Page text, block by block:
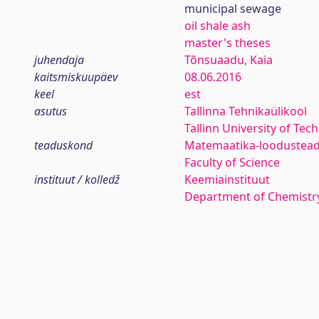
municipal sewage
oil shale ash
master's theses
juhendaja
Tõnsuaadu, Kaia
kaitsmiskuupäev
08.06.2016
keel
est
asutus
Tallinna Tehnikaülikool
Tallinn University of
teaduskond
Matemaatika-
Faculty of Science
instituut / kolledž
Keemiainstituut
Department of